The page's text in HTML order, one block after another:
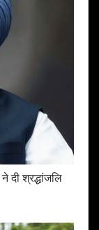
दी श्रद्धांजलि